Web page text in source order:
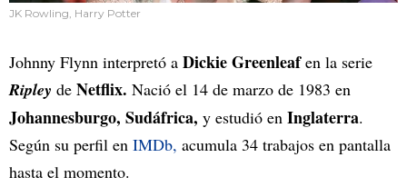
JK Rowling, Harry Potter
Johnny Flynn interpretó a Dickie Greenleafen la serie
Ripley de Netflix. Nació el 14 de marzo de 1983 en
Johannesburgo, Sudáfrica, y estudió en Inglaterra.
Según su perfil en IMDb, acumula 34 trabajos en pantalla
hasta el momento.